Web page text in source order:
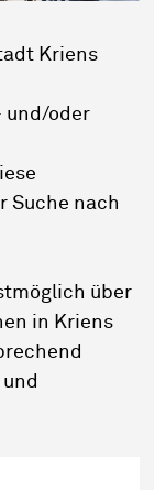
Kriens
und/oder
Suche nach
über
in Kriens